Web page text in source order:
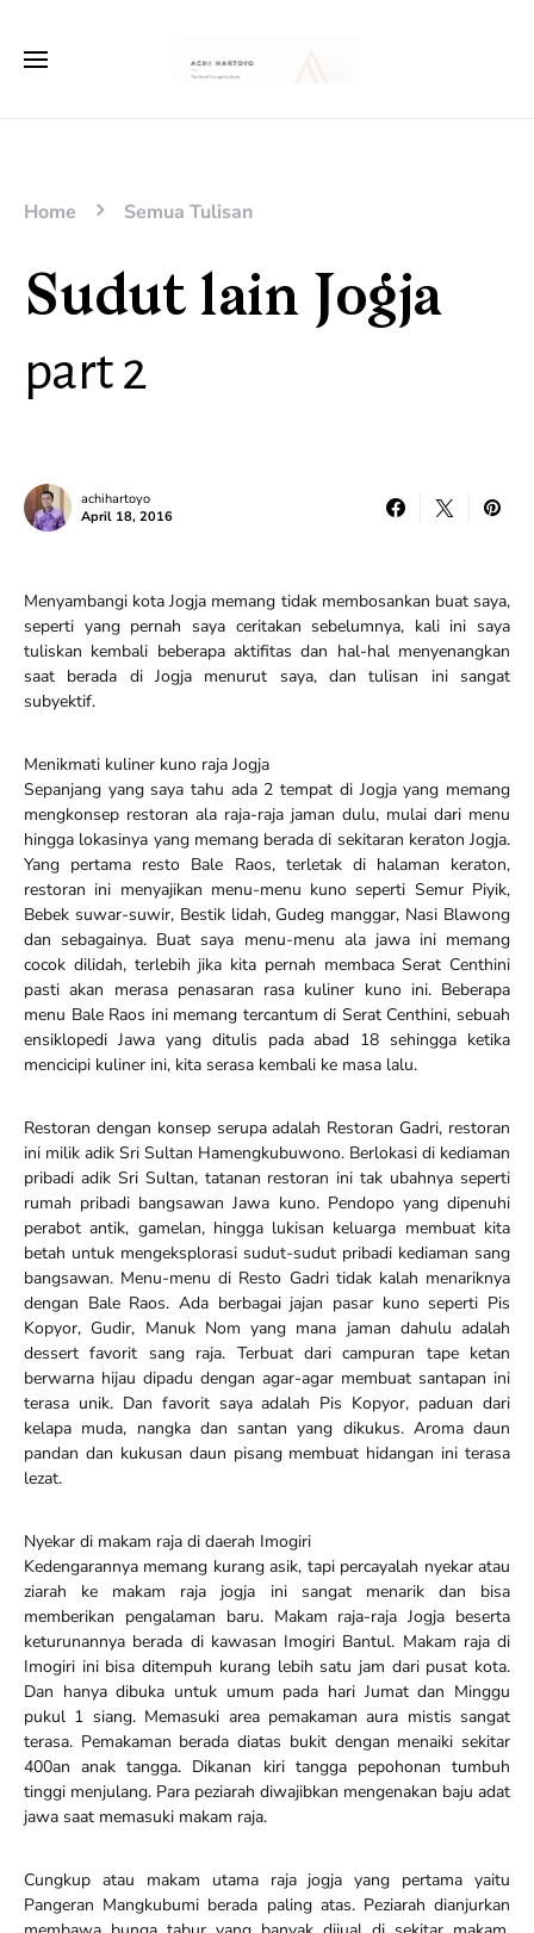
Home Semua Tulisan
Sudut lain Jogja
part 2
achihartoyo
April 18, 2016
Menyambangi kota Jogja memang tidak membosankan buat saya,
seperti yang pernah saya ceritakan sebelumnya, kali ini saya
tuliskan kembali beberapa aktifitas dan hal-hal menyenangkan
saat berada di Jogja menurut saya, dan tulisan ini sangat
subyektif.
Menikmati kuliner kuno raja Jogja
Sepanjang yang saya tahu ada 2 tempat di Jogja yang memang
mengkonsep restoran ala raja-raja jaman dulu, mulai dari menu
hingga lokasinya yang memang berada di sekitaran keraton Jogja.
Yang pertama resto Bale Raos, terletak di halaman keraton,
restoran ini menyajikan menu-menu kuno seperti Semur Piyik,
Bebek suwar-suwir, Bestik lidah, Gudeg manggar, Nasi Blawong
dan sebagainya. Buat saya menu-menu ala jawa ini memang
cocok dilidah, terlebih jika kita pernah membaca Serat Centhini
pasti akan merasa penasaran rasa kuliner kuno ini. Beberapa
menu Bale Raos ini memang tercantum di Serat Centhini, sebuah
ensiklopedi Jawa yang ditulis pada abad 18 sehingga ketika
mencicipi kuliner ini, kita serasa kembali ke masa lalu.
Restoran dengan konsep serupa adalah Restoran Gadri, restoran
ini milik adik Sri Sultan Hamengkubuwono. Berlokasi di kediaman
pribadi adik Sri Sultan, tatanan restoran ini tak ubahnya seperti
rumah pribadi bangsawan Jawa kuno. Pendopo yang dipenuhi
perabot antik, gamelan, hingga lukisan keluarga membuat kita
betah untuk mengeksplorasi sudut-sudut pribadi kediaman sang
bangsawan. Menu-menu di Resto Gadri tidak kalah menariknya
dengan Bale Raos. Ada berbagai jajan pasar kuno seperti Pis
Kopyor, Gudir, Manuk Nom yang mana jaman dahulu adalah
dessert favorit sang raja. Terbuat dari campuran tape ketan
berwarna hijau dipadu dengan agar-agar membuat santapan ini
terasa unik. Dan favorit saya adalah Pis Kopyor, paduan dari
kelapa muda, nangka dan santan yang dikukus. Aroma daun
pandan dan kukusan daun pisang membuat hidangan ini terasa
lezat.
Nyekar di makam raja di daerah Imogiri
Kedengarannya memang kurang asik, tapi percayalah nyekar atau
ziarah ke makam raja jogja ini sangat menarik dan bisa
memberikan pengalaman baru. Makam raja-raja Jogja beserta
keturunannya berada di kawasan Imogiri Bantul. Makam raja di
Imogiri ini bisa ditempuh kurang lebih satu jam dari pusat kota.
Dan hanya dibuka untuk umum pada hari Jumat dan Minggu
pukul 1 siang. Memasuki area pemakaman aura mistis sangat
terasa. Pemakaman berada diatas bukit dengan menaiki sekitar
400an anak tangga. Dikanan kiri tangga pepohonan tumbuh
tinggi menjulang. Para peziarah diwajibkan mengenakan baju adat
jawa saat memasuki makam raja.
Cungkup atau makam utama raja jogja yang pertama yaitu
Pangeran Mangkubumi berada paling atas. Peziarah dianjurkan